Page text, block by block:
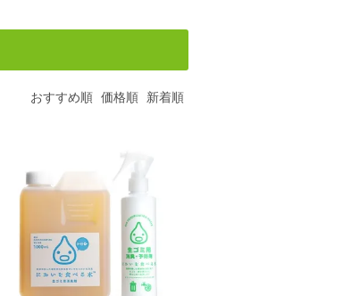
おすすめ順 価格順 新着順